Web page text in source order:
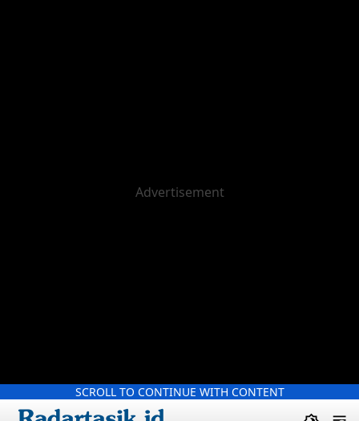
SCROLL TO CONTINUE WITH CONTENT